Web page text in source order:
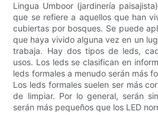
Lingua Umboor (jardinería
que se refiere a aquellos que han
cubiertas por bosques. Se puede
que haya vivido alguna vez en un
trabaja. Hay dos tipos de leds,
usos. Los leds se clasifican en
leds formales a menudo serán más
Los leds formales suelen ser más
de limpiar. Por lo general, serán
serán más pequeños que los LED